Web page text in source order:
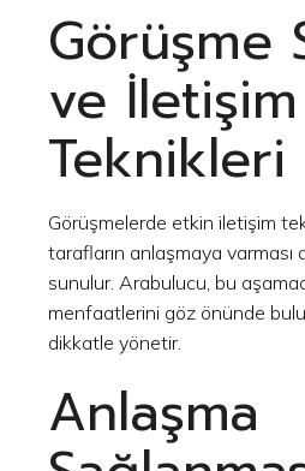
Görüşme
ve İletişim
Teknikleri
Görüşmelerde etkin iletişim
tarafların anlaşmaya varması
sunulur. Arabulucu, bu
menfaatlerini göz önünde
dikkatle yönetir.
Anlaşma